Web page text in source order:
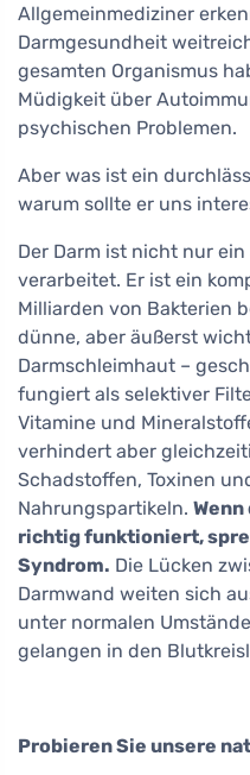
Allgemeinmediziner
Darmgesundheit
gesamten Organismus
Müdigkeit über
psychischen Problemen.
Aber was ist ein
warum sollte er uns
Der Darm ist nicht nur
verarbeitet. Er ist ein
Milliarden von Bakterien
dünne, aber äußerst
Darmschleimhaut –
fungiert als selektiver
Vitamine und
verhindert aber
Schadstoffen, Toxinen
Nahrungspartikeln.
richtig funktioniert,
Syndrom. Die Lücken
Darmwand weiten sich
unter normalen
gelangen in den
Probieren Sie unsere